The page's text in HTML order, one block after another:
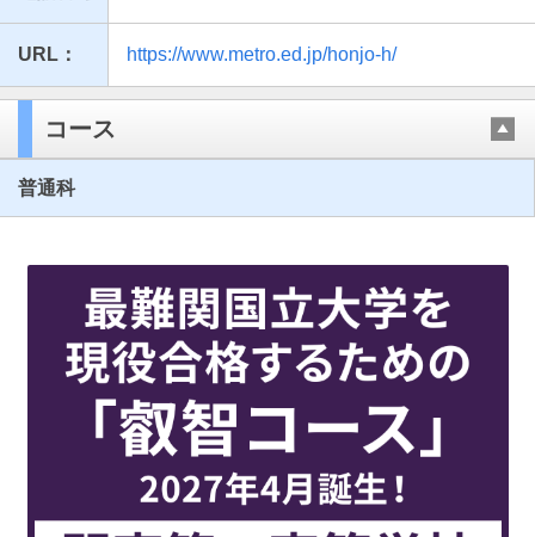
ブックマークした学校
URL： https://www.metro.ed.jp/honjo-h/
コース
普通科